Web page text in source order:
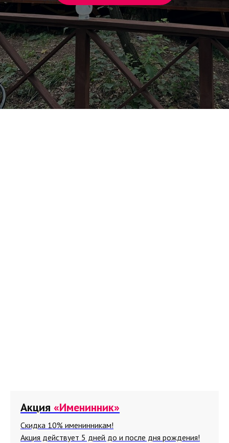
Акция «Именинник»
Скидка 10% именинникам!
Акция действует 5 дней до и после дня рождения!